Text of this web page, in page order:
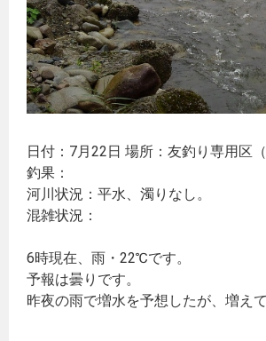
日付：7月22日 場所：友釣り専用区（
釣果：
河川状況：平水、濁りなし。
混雑状況：
6時現在、雨・22℃です。
予報は曇りです。
昨夜の雨で増水を予想したが、増えて